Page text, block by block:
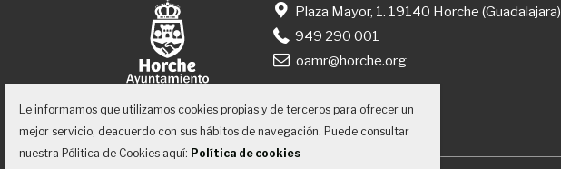
Plaza Mayor, 1. 19140 Horche (Guadalajara)
949 290 001
oamr@horche.org
Le informamos que utilizamos cookies propias y de terceros para ofrecer un
mejor servicio, deacuerdo con sus hábitos de navegación. Puede consultar
nuestra Pólitica de Cookies aquí: Política de cookies